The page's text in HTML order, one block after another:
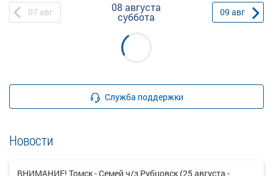
07 авг 08 августа
суббота 09 авг
Служба поддержки
Новости
ВНИМАНИЕ! Томск - Семей ч/з Рубцовск (25 августа -